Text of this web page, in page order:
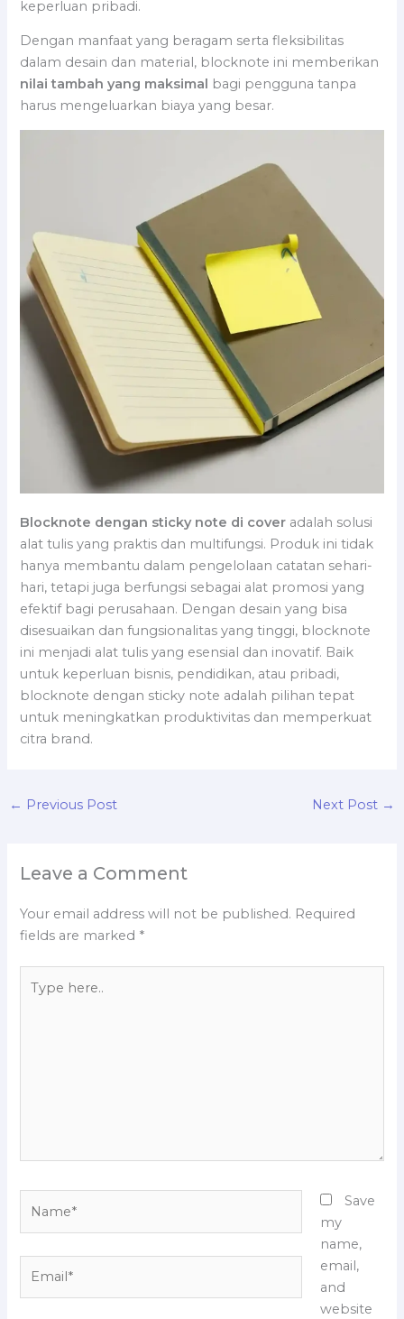
keperluan pribadi.
Dengan manfaat yang beragam serta fleksibilitas
dalam desain dan material, blocknote ini memberikan
nilai tambah yang maksimal bagi pengguna tanpa
harus mengeluarkan biaya yang besar.
Blocknote dengan sticky note di cover adalah solusi
alat tulis yang praktis dan multifungsi. Produk ini tidak
hanya membantu dalam pengelolaan catatan sehari-
hari, tetapi juga berfungsi sebagai alat promosi yang
efektif bagi perusahaan. Dengan desain yang bisa
disesuaikan dan fungsionalitas yang tinggi, blocknote
ini menjadi alat tulis yang esensial dan inovatif. Baik
untuk keperluan bisnis, pendidikan, atau pribadi,
blocknote dengan sticky note adalah pilihan tepat
untuk meningkatkan produktivitas dan memperkuat
citra brand.
← Previous Post Next Post →
Leave a Comment
Your email address will not be published. Required
fields are marked *
here..
Save
my
name,
email,
and
website